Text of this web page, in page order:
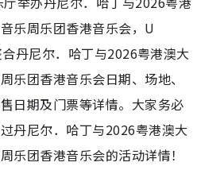
乐周乐团香港音乐会，U
丹尼尔．哈丁与2026粤港澳大
乐团香港音乐会日期、场地、
日期及门票等详情。大家务必
丹尼尔．哈丁与2026粤港澳大
乐团香港音乐会的活动详情！